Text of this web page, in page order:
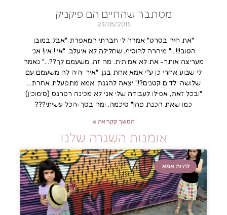
מסתבר שהחיים הם פיקניק
29/05/2015
"את חיה בסרט" אמרה לי חברתי המאפרת "אבל במובן
הטוב!!!…" מיהרה להוסיף, שחלילה לא איעלב. "אין! אין! אני
מעריצה אותך- את לא אמיתית. מה זה, משעמם לך??…" נאמר
לי שבוע אחרי כן ע"י אמא אחת בגן. "איך יהיה לה משעמם עם
שלושה ילדים קטנים?!" יצאה להגנתי אמא מתפעלת אחרת…
"ובכל זאת, אפילו לעבודה שלי אני לא מכינה רפרנס (סימוכין)
כמו שאת הכנת פה!" סיכמה. ומה בסך-הכל עשיתי???
המשך קקריאה »
אומנות השגרה שלנו
להיות אמא